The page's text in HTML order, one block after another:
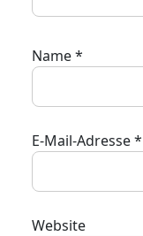
Name*
E-Mail-Adresse*
Website